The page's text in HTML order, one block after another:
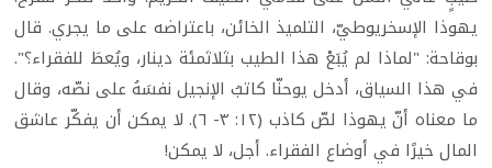
يهوذا الإسخريوطيّ، التلميذ الخائن، باعتراضه على ما يجري. قال
بوقاحة: "لماذا لم يُبَعْ هذا الطيب بثلاثمئة دينار، ويُعطَ للفقراء؟".
في هذا السياق، أدخل يوحنّا كاتبُ الإنجيل نفسَهُ على نصّه، وقال
ما معناه أنّ يهوذا لصّ كاذب (١٢: ٣- ٦). لا يمكن أن يفكّر عاشق
المال خيرًا في أوضاع الفقراء. أجل، لا يمكن!